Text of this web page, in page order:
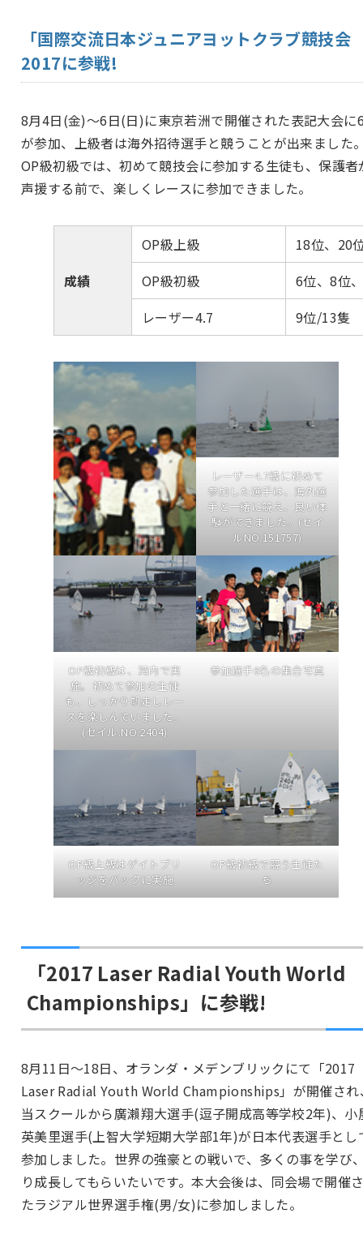
「国際交流日本ジュニアヨットクラブ競技会
2017に参戦!
8月4日(金)〜6日(日)に東京若洲で開催された表記大会に
が参加、上級者は海外招待選手と競うことが出来ました
OP級初級では、初めて競技会に参加する生徒も、保護者
声援する前で、楽しくレースに参加できました。
成績
OP級上級
18位、20
OP級初級
6位、8位
レーザー4.7
9位/13隻
レーザー4.7級に初めて
参加した選手は、海外選
手と一緒に競え、良い体
験ができました。(セイ
ルNO.151757)
OP級初級は、湾内で実
施。初めて参加の生徒
も、しっかり帆走しレー
スを楽しんでいました。
(セイル.NO.2404)
参加選手6名の集合写真
OP級上級はゲイトブリ
ッジをバックに実施
OP級初級で競う生徒た
ち
「2017 Laser Radial Youth World
Championships」に参戦!
8月11日〜18日、オランダ・メデンブリックにて「2017
Laser Radial Youth World Championships」が開催され
当スクールから廣瀨翔大選手(逗子開成高等学校2年)、小
英美里選手(上智大学短期大学部1年)が日本代表選手とし
参加しました。世界の強豪との戦いで、多くの事を学び
り成長してもらいたいです。本大会後は、同会場で開催
たラジアル世界選手権(男/女)に参加しました。